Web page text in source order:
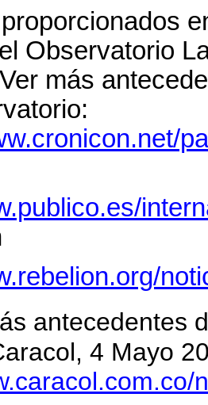
Observatorio
más
antecedentes
4 Mayo